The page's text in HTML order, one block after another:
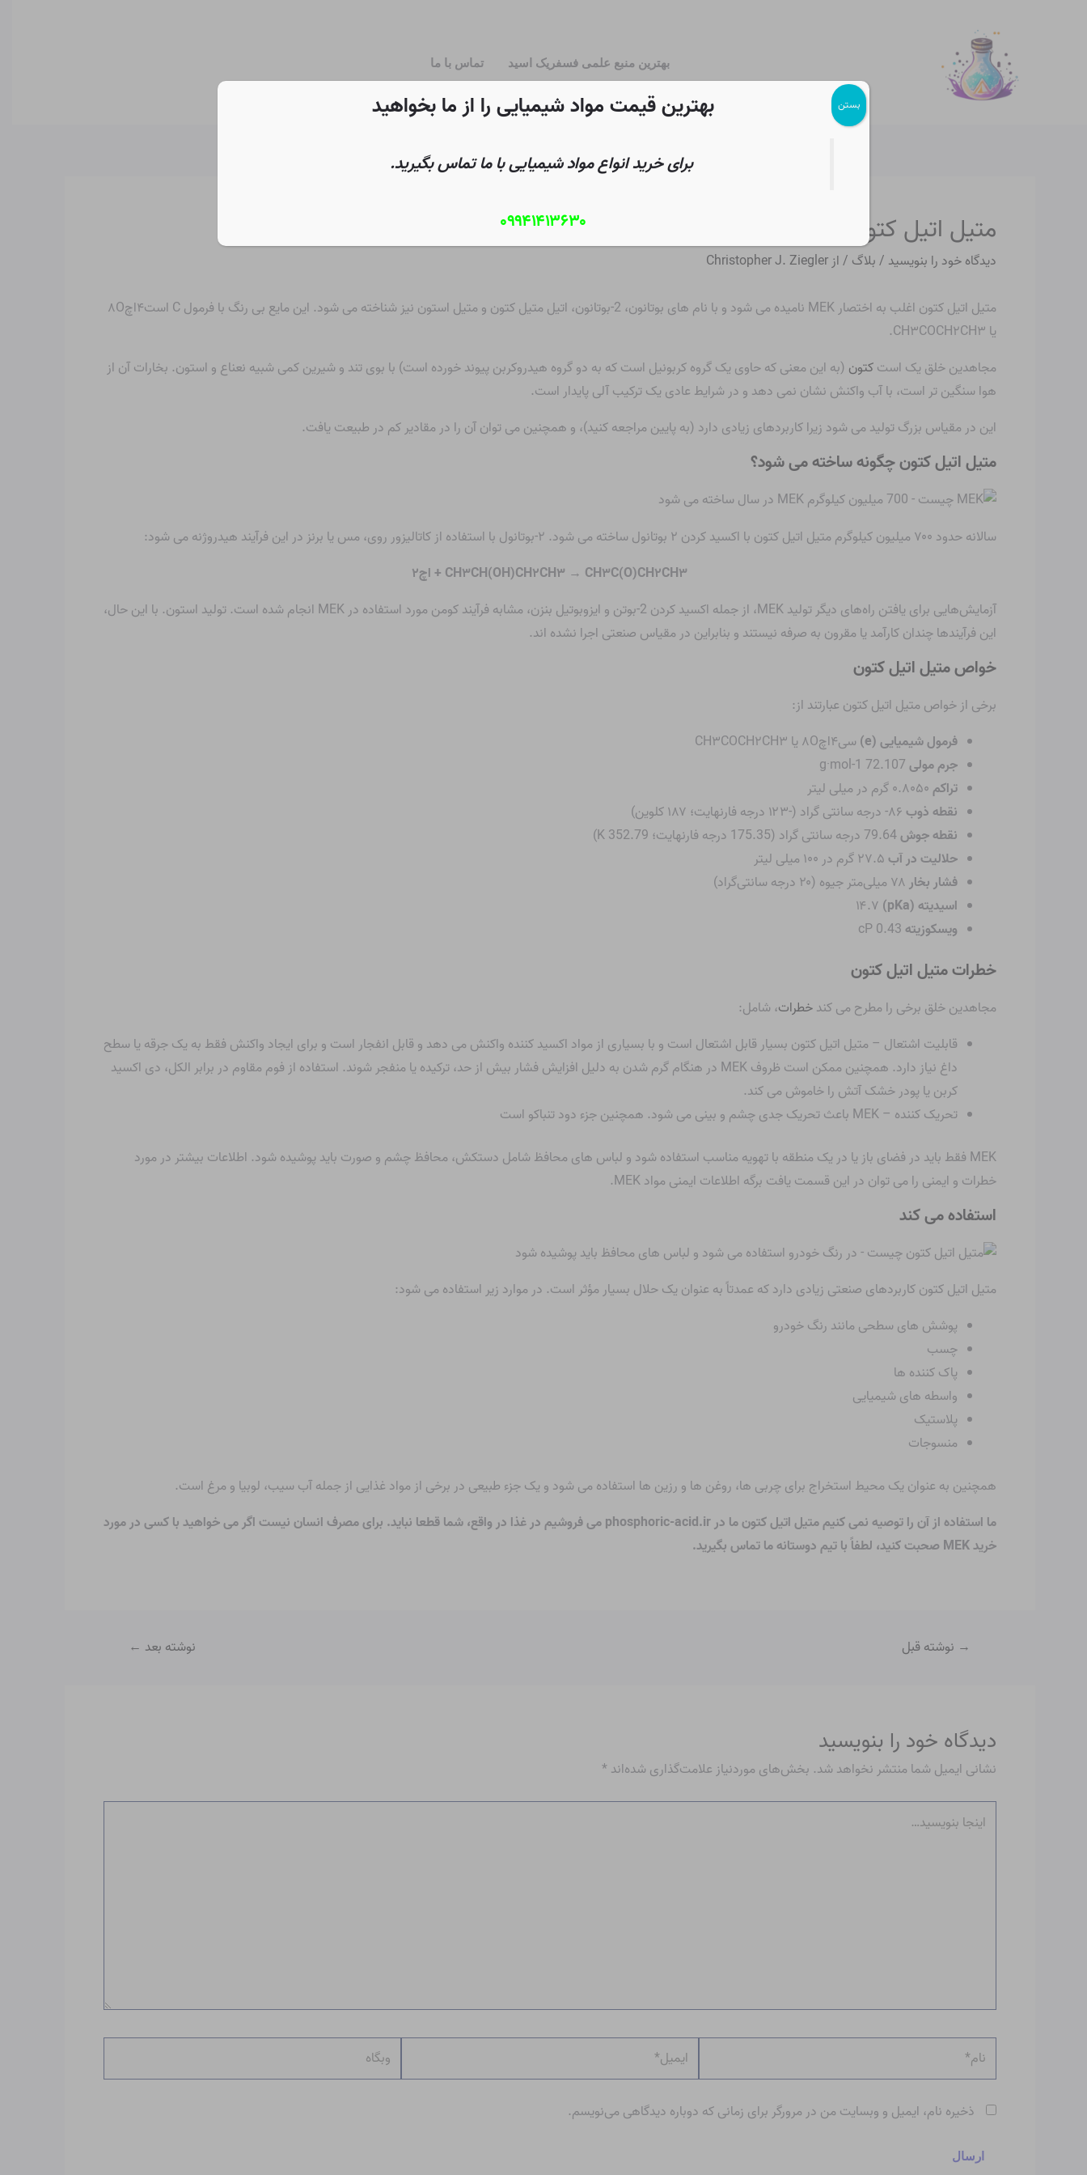
بهترین منبع علمی فسفریک اسید تماس با ما
متیل اتیل کتون چیست؟
دیدگاه‌ خود را بنویسید /بلاگ / از Christopher J. Ziegler
متیل اتیل کتون اغلب به اختصار MEK نامیده می شود و با نام های بوتانون، 2-بوتانون، اتیل متیل کتون و متیل استون نیز شناخته می شود. این مایع بی رنگ با فرمول C است ۴اچ ۸O
یا CH
۳COCH۲CH۳
.
مجاهدین خلق یک استکتون (به این معنی که حاوی یک گروه کربونیل است که به دو گروه هیدروکربن پیوند خورده است) با بوی تند و شیرین کمی شبیه نعناع و استون. بخارات آن از
هوا سنگین تر است، با آب واکنش نشان نمی دهد و در شرایط عادی یک ترکیب آلی پایدار است.
این در مقیاس بزرگ تولید می شود زیرا کاربردهای زیادی دارد (به پایین مراجعه کنید)، و همچنین می توان آن را در مقادیر کم در طبیعت یافت.
متیل اتیل کتون چگونه ساخته می شود؟
سالانه حدود ۷۰۰ میلیون کیلوگرم متیل اتیل کتون با اکسید کردن ۲ بوتانول ساخته می شود. ۲-بوتانول با استفاده از کاتالیزور روی، مس یا برنز در این فرآیند هیدروژنه می شود:
CH۳CH(OH)CH۲CH۳ → CH۳C(O)CH۲CH۳ + اچ۲
آزمایش‌هایی برای یافتن راه‌های دیگر تولید MEK، از جمله اکسید کردن 2-بوتن و ایزوبوتیل بنزن، مشابه فرآیند کومن مورد استفاده در MEK انجام شده است.
تولید استون. با این حال،
این فرآیندها چندان کارآمد یا مقرون به صرفه نیستند و بنابراین در مقیاس صنعتی اجرا نشده اند.
خواص متیل اتیل کتون
برخی از خواص متیل اتیل کتون عبارتند از:
فرمول شیمیایی (e)
سی۴اچ ۸O یا CH ۳COCH۲CH۳
جرم مولی72.107 g·mol-1
تراکم۰.۸۰۵۰ گرم در میلی لیتر
نقطه ذوب
نقطه جوش79.64 درجه سانتی گراد (175.35 درجه فارنهایت؛ 352.79 K)
حلالیت در آب
فشار بخار
اسیدیته (pKa)
۱۴.۷
ویسکوزیته0.43 cP
خطرات متیل اتیل کتون
مجاهدین خلق برخی را مطرح می کندخطرات، شامل:
قابلیت اشتعال – متیل اتیل کتون بسیار قابل اشتعال است و با بسیاری از مواد اکسید کننده واکنش می دهد و قابل انفجار است و برای ایجاد واکنش فقط به یک جرقه یا سطح
داغ نیاز دارد. همچنین ممکن است ظروف MEK در هنگام گرم شدن به دلیل افزایش فشار بیش از حد، ترکیده یا منفجر شوند. استفاده از فوم مقاوم در برابر الکل، دی اکسید
کربن یا پودر خشک آتش را خاموش می کند.
تحریک کننده – MEK باعث تحریک جدی چشم و بینی می شود. همچنین جزء دود تنباکو است
MEK فقط باید در فضای باز یا در یک منطقه با تهویه مناسب استفاده شود و لباس های محافظ شامل دستکش، محافظ چشم و صورت باید پوشیده شود. اطلاعات بیشتر در مورد
خطرات و ایمنی را می توان در این قسمت یافت برگه اطلاعات ایمنی مواد MEK .
استفاده می کند
متیل اتیل کتون کاربردهای صنعتی زیادی دارد که عمدتاً به عنوان یک حلال بسیار مؤثر است. در موارد زیر استفاده می شود:
پوشش های سطحی مانند رنگ خودرو
چسب
پاک کننده ها
واسطه های شیمیایی
پلاستیک
منسوجات
همچنین به عنوان یک محیط استخراج برای چربی ها، روغن ها و رزین ها استفاده می شود و یک جزء طبیعی در برخی از مواد غذایی از جمله آب سیب، لوبیا و مرغ است.
ما استفاده از آن را توصیه نمی کنیممتیل اتیل کتون ما در phosphoric-acid.ir می فروشیم
در غذا در واقع، شما قطعا نباید. برای مصرف انسان نیست اگر می خواهید با کسی در مورد
خرید MEK صحبت کنید، لطفاً با تیم دوستانه ما تماس بگیرید.
نوشته
→ نوشته قبل نوشته بعد ←
دیدگاه‌ خود را بنویسید
نشانی ایمیل شما منتشر نخواهد شد. بخش‌های موردنیاز علامت‌گذاری شده‌اند *
اینجا
بنویسید…
نام* ایمیل* وبگاه
ذخیره نام، ایمیل و وبسایت من در مرورگر برای زمانی که دوباره دیدگاهی می‌نویسم.
بهترین قیمت مواد شیمیایی را از ما بخواهید
برای خرید انواع مواد شیمیایی با ما تماس بگیرید.
۰۹۹۴۱۴۱۳۶۳۰
بستن